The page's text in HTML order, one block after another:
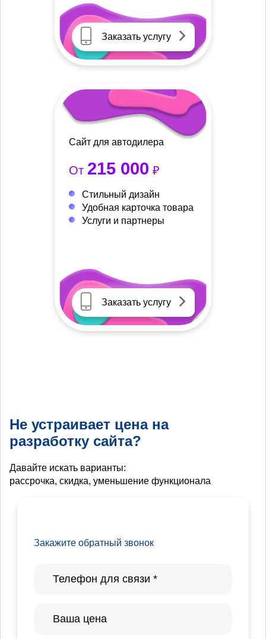
Заказать услугу
Сайт для автодилера
От 215 000 ₽
Стильный дизайн
Удобная карточка товара
Услуги и партнеры
Заказать услугу
Не устраивает цена на
разработку сайта?
Давайте искать варианты:
рассрочка, скидка, уменьшение функционала
Закажите обратный звонок